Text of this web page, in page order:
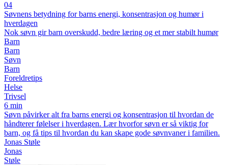
04
Søvnens betydning for barns energi, konsentrasjon og humør i
hverdagen
Nok søvn gir barn overskudd, bedre læring og et mer stabilt humør
Barn
Barn
Søvn
Barn
Foreldretips
Helse
Trivsel
6 min
Søvn påvirker alt fra barns energi og konsentrasjon til hvordan de
håndterer følelser i hverdagen. Lær hvorfor søvn er så viktig for
barn, og få tips til hvordan du kan skape gode søvnvaner i familien.
Jonas Støle
Jonas
Støle